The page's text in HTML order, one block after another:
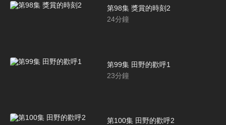
第98集 獎賞的時刻2
24分鐘
第99集 田野的歡呼1
23分鐘
第100集 田野的歡呼2